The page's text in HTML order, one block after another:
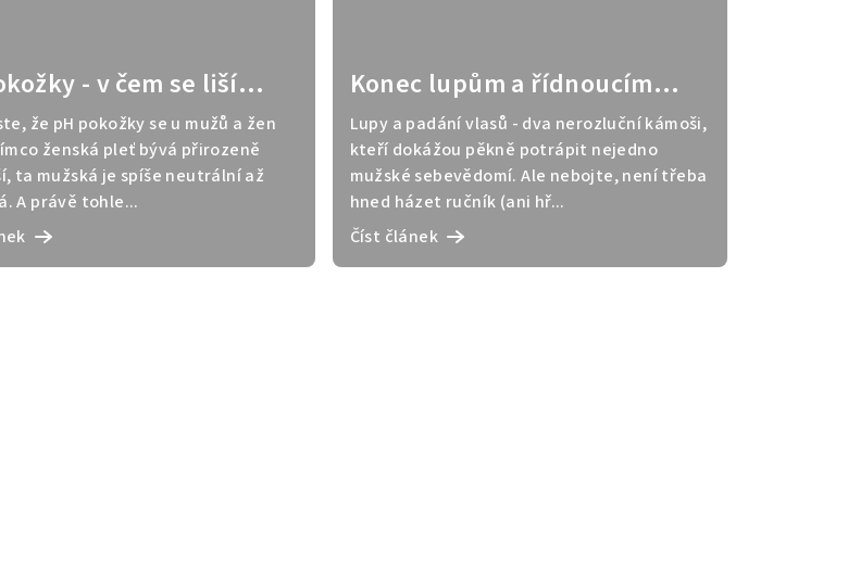
- v čem se liší
ženy
že pH pokožky se u mužů a žen
ženská pleť bývá přirozeně
ta mužská je spíše neutrální až
A právě tohle...
Konec lupům a řídnoucím
vlasům? Řešení se jmenuje
Malachit
Lupy a padání vlasů - dva nerozluční kámoši,
kteří dokážou pěkně potrápit nejedno
mužské sebevědomí. Ale nebojte, není třeba
hned házet ručník (ani hř...
Číst článek